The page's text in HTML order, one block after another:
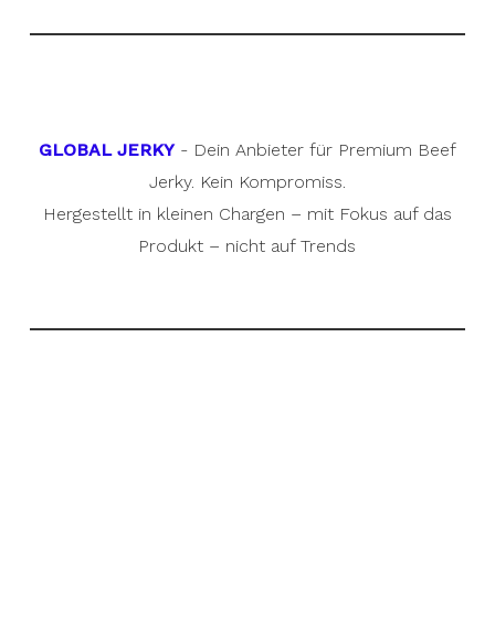
GLOBAL JERKY- Dein Anbieter für Premium Beef
Jerky. Kein Kompromiss.
Hergestellt in kleinen Chargen – mit Fokus auf das
Produkt – nicht auf Trends